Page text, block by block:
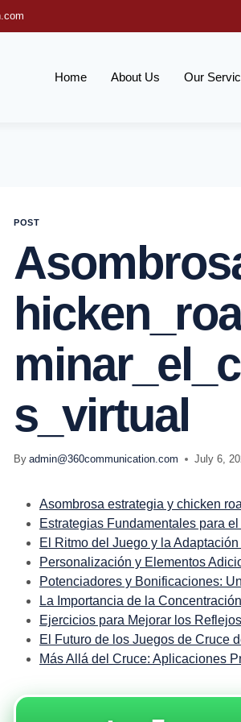
Home About Us Our
POST
S_virtual
By admin@360communication.com July 6,
Asombrosa estrategia y chicken
Estrategias Fundamentales para
El Ritmo del Juego y la
Personalización y Elementos
Potenciadores y Bonificaciones:
La Importancia de la
Ejercicios para Mejorar los
El Futuro de los Juegos de Cruce
Más Allá del Cruce: Aplicaciones